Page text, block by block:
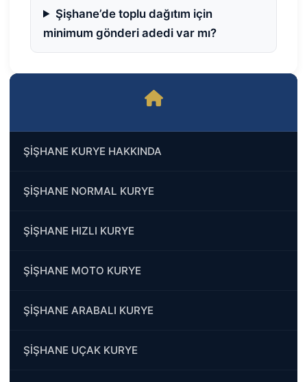
ŞİŞHANE KURYE HAKKINDA
ŞİŞHANE NORMAL KURYE
ŞİŞHANE HIZLI KURYE
ŞİŞHANE MOTO KURYE
ŞİŞHANE ARABALI KURYE
ŞİŞHANE UÇAK KURYE
Şişhane’de toplu dağıtım için
minimum gönderi adedi var mı?